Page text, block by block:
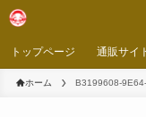
トップページ 通販サイ
ホーム B3199608-